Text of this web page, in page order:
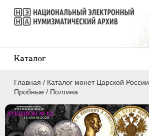
Главная / Каталог монет Царской России
Пробные / Полтина
Каталог